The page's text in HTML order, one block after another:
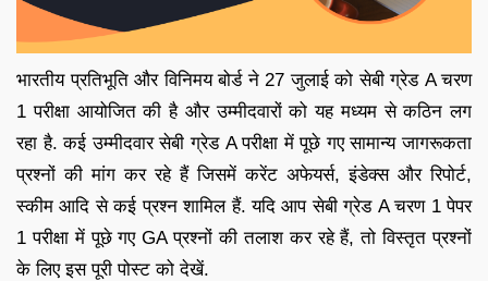
भारतीय प्रतिभूति और विनिमय बोर्ड ने 27 जुलाई को सेबी ग्रेड A चरण
1 परीक्षा आयोजित की है और उम्मीदवारों को यह मध्यम से कठिन लग
रहा है. कई उम्मीदवार सेबी ग्रेड A परीक्षा में पूछे गए सामान्य जागरूकता
प्रश्नों की मांग कर रहे हैं जिसमें करेंट अफेयर्स, इंडेक्स और रिपोर्ट,
स्कीम आदि से कई प्रश्न शामिल हैं. यदि आप सेबी ग्रेड A चरण 1 पेपर
1 परीक्षा में पूछे गए GA प्रश्नों की तलाश कर रहे हैं, तो विस्तृत प्रश्नों
के लिए इस पूरी पोस्ट को देखें.